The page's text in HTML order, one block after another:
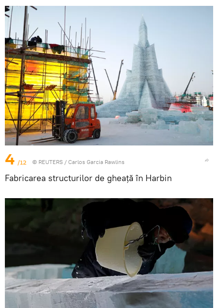
4 /12 © REUTERS / Carlos Garcia Rawlins
Fabricarea structurilor de gheață în Harbin